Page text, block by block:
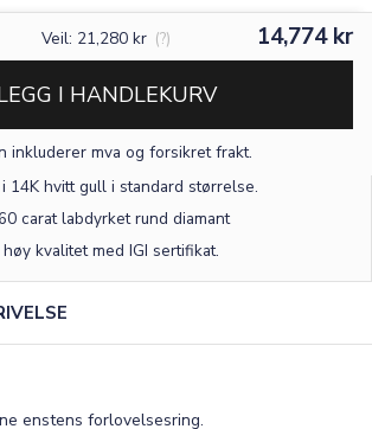
×
Veil: 21,280 kr (?) 14,774 kr
I HANDLEKURV
inkluderer mva og forsikret frakt.
14K hvitt gull i standard størrelse.
carat labdyrket rund diamant
kvalitet med IGI sertifikat.
enstens forlovelsesring.